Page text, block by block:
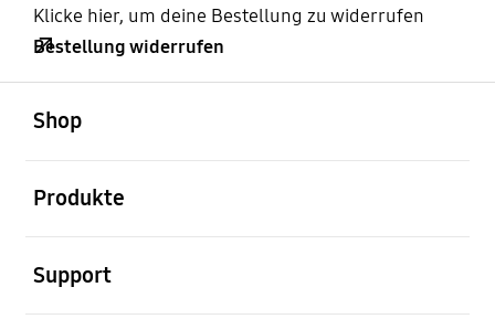
Klicke hier, um deine Bestellung zu widerrufen
Bestellung widerrufen
Shop
Produkte
Support